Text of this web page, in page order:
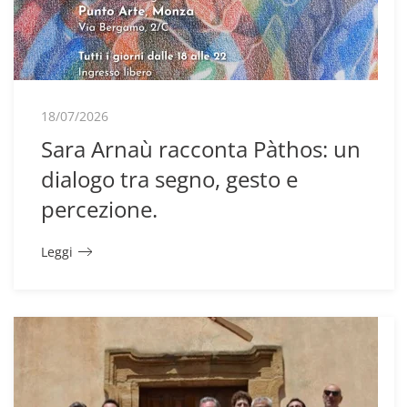
18/07/2026
Sara Arnaù racconta Pàthos: un
dialogo tra segno, gesto e
percezione.
Leggi